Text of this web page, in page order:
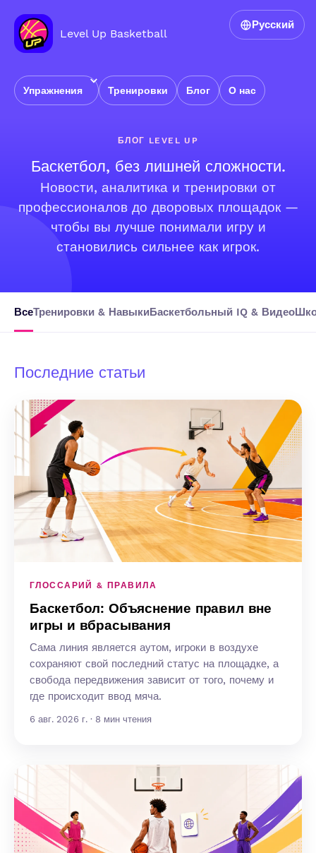
Level Up Basketball
Упражнения Тренировки Блог О нас
Русский
БЛОГ LEVEL UP
Баскетбол, без лишней сложности.
Новости, аналитика и тренировки от
профессионалов до дворовых площадок —
чтобы вы лучше понимали игру и
становились сильнее как игрок.
ВсеТренировки & НавыкиБаскетбольный IQ & Видео
Последние статьи
ГЛОССАРИЙ & ПРАВИЛА
Баскетбол: Объяснение правил вне
игры и вбрасывания
Сама линия является аутом, игроки в воздухе
сохраняют свой последний статус на площадке, а
свобода передвижения зависит от того, почему и
где происходит ввод мяча.
6 авг. 2026 г. · 8 мин чтения